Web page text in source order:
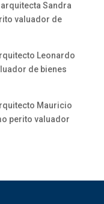
Sandra
valuador de
Leonardo
de bienes
Mauricio
perito valuador